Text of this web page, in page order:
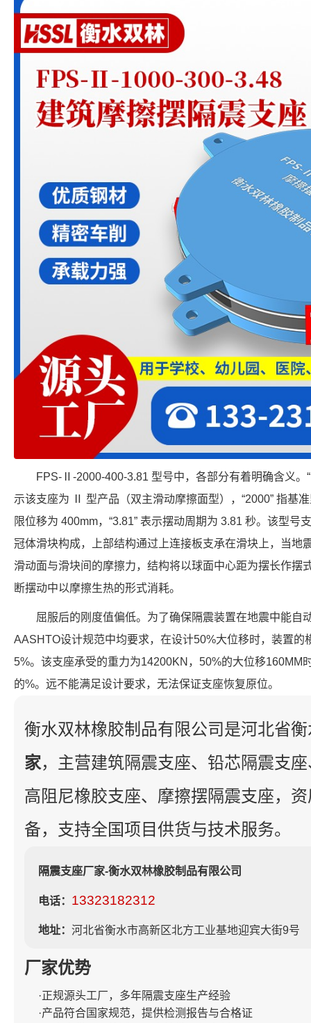
FPS-Ⅱ-2000-400-3.81 型号中，各部分有着明确含义。
示该支座为 Ⅱ 型产品（双主滑动摩擦面型），“2000” 指基
限位移为 400mm，“3.81” 表示摆动周期为 3.81 秒。该型号
冠体滑块构成，上部结构通过上连接板支承在滑块上，当地
滑动面与滑块间的摩擦力，结构将以球面中心距为摆长作摆
断摆动中以摩擦生热的形式消耗。
屈服后的刚度值偏低。为了确保隔震装置在地震中能自
AASHTO设计规范中均要求，在设计50%大位移时，装置的
5%。该支座承受的重力为14200KN，50%的大位移160MM
的%。远不能满足设计要求，无法保证支座恢复原位。
衡水双林橡胶制品有限公司是河北省
家，主营建筑隔震支座、铅芯隔震支
高阻尼橡胶支座、摩擦摆隔震支座，
备，支持全国项目供货与技术服务。
隔震支座厂家-衡水双林橡胶制品有限公司
电话： 13323182312
地址： 河北省衡水市高新区北方工业基地迎宾大街9号
厂家优势
·正规源头工厂，多年隔震支座生产经验
·产品符合国家规范，提供检测报告与合格证